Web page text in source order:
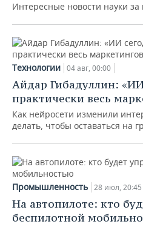
Интересные новости науки
Технологии 04 авг, 00:00
Айдар Гибадуллин:
практически весь
Как нейросети изменили
делать, чтобы оставаться на
Промышленность 28 июл, 20:45
На автопилоте: кто
беспилотной